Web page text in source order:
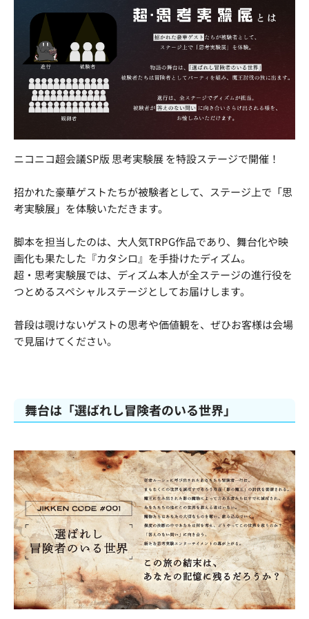
ニコニコ超会議SP版 思考実験展 を特設ステージで開催！
招かれた豪華ゲストたちが被験者として、ステージ上で「思
考実験展」を体験いただきます。
脚本を担当したのは、大人気TRPG作品であり、舞台化や映
画化も果たした『カタシロ』を手掛けたディズム。
超・思考実験展では、ディズム本人が全ステージの進行役を
つとめるスペシャルステージとしてお届けします。
普段は覗けないゲストの思考や価値観を、ぜひお客様は会場
で見届けてください。
舞台は「選ばれし冒険者のいる世界」